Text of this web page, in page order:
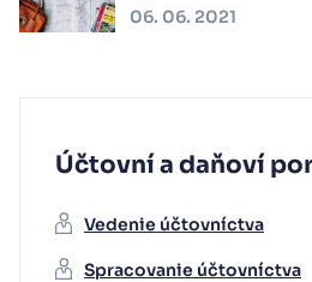
06. 06. 2021
Účtovní a daňoví
Vedenie účtovníctva
Spracovanie účtovníctva